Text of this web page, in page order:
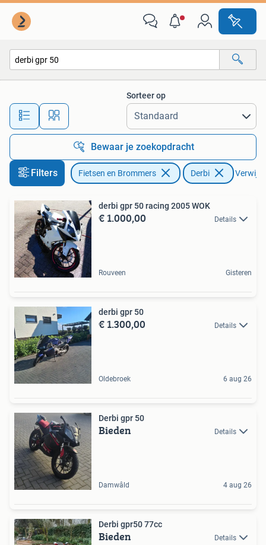
Alle afstanden…
Sorteer op
Bewaar je zoekopdracht
Filters Fietsen en Brommers Derbi
derbi gpr 50 racing 2005 WOK
€ 1.000,00 Details
Rouveen Gisteren
derbi gpr 50
€ 1.300,00 Details
Oldebroek 6 aug 26
Derbi gpr 50
Bieden Details
Damwâld 4 aug 26
Derbi gpr50 77cc
Bieden Details